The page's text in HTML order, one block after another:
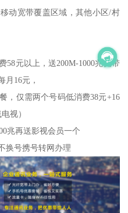
动宽带覆盖区域，其他小区/村
58元以上，送200M-1000兆宽带
月16元，
，仅需两个号码低消费38元+16
视）
兆再送影视会员一个
换号携号转网办理